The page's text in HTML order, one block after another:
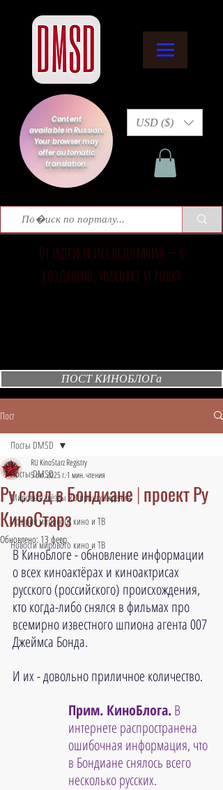
Content
available in Russian.
Your browser may
offer automatic
translation.
USD ($)
От идеи и исследования — к
созданию, упаковке и рынку
ПОСТ КИНОБЛОГа
Пост
Посты DMSD
Мировые звёзды RU происхождения
История мирового кино и ТВ
Новости мирового кино и ТВ
Посты DMSD
Ру след в Бондиане | проект Ру
КиноСтарз
RU KinoStarz Registry
5 окт. 2025 г.1 мин. чтения
Обновлено: 13 февр.
В КиноБлоге - обновление информации
о всех киноактёрах и киноактрисах
русского (российского) происхождения,
кто когда-либо снялся в фильмах про
всемирно известного шпиона агента 007
Джеймса Бонда.
И их - довольно приличное количество.
Прим. КиноБлога. В
интернете распространена
ошибочная информация, что
в Бондиане снялось всего
несколько русских.